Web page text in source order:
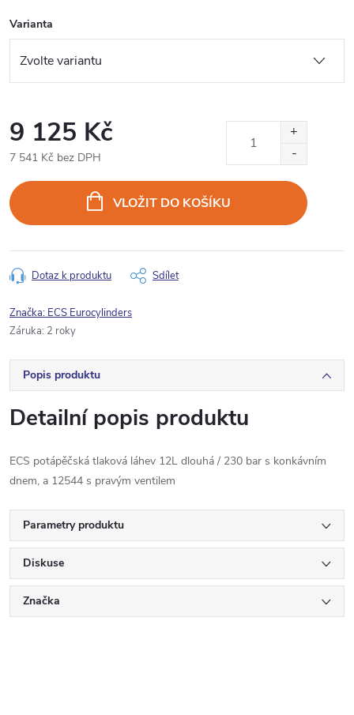
Varianta
9 125 Kč
7 541 Kč bez DPH
cena:
VLOŽIT DO KOŠÍKU
Dotaz k produktu Sdílet
Značka: ECS Eurocylinders
Záruka: 2 roky
Popis produktu
Detailní popis produktu
ECS potápěčská tlaková láhev 12L dlouhá / 230 bar s konkávním
dnem, a 12544 s pravým ventilem
Parametry produktu
Diskuse
Značka